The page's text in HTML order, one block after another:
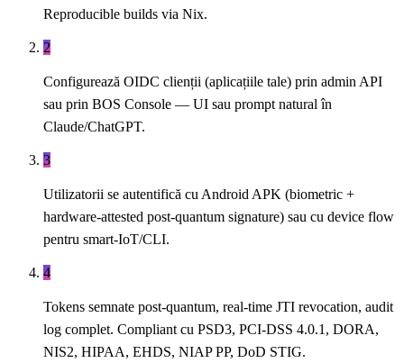
Reproducible builds via Nix.
2
Configurează OIDC clienții (aplicațiile tale) prin admin API
sau prin BOS Console — UI sau prompt natural în
Claude/ChatGPT.
3
Utilizatorii se autentifică cu Android APK (biometric +
hardware-attested post-quantum signature) sau cu device flow
pentru smart-IoT/CLI.
4
Tokens semnate post-quantum, real-time JTI revocation, audit
log complet. Compliant cu PSD3, PCI-DSS 4.0.1, DORA,
NIS2, HIPAA, EHDS, NIAP PP, DoD STIG.